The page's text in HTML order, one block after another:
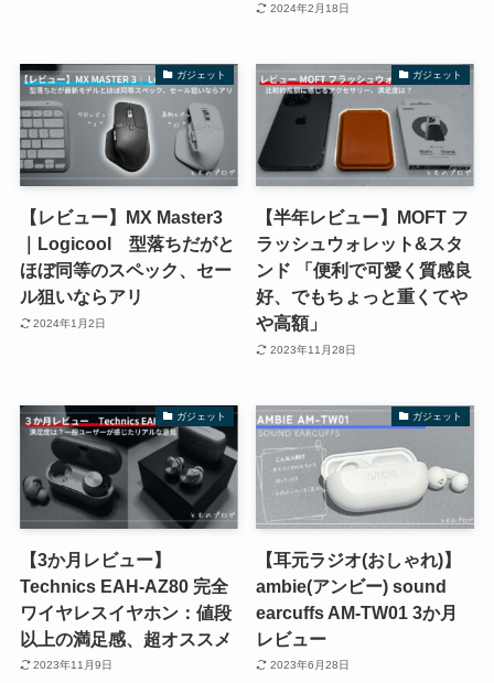
2024年2月18日
ガジェット
【レビュー】MX Master3
｜Logicool 型落ちだがと
ほぼ同等のスペック、セー
ル狙いならアリ
2024年1月2日
ガジェット
【半年レビュー】MOFT フ
ラッシュウォレット&スタ
ンド 「便利で可愛く質感良
好、でもちょっと重くてや
や高額」
2023年11月28日
ガジェット
【3か月レビュー】
Technics EAH-AZ80 完全
ワイヤレスイヤホン：値段
以上の満足感、超オススメ
2023年11月9日
ガジェット
【耳元ラジオ(おしゃれ)】
ambie(アンビー) sound
earcuffs AM-TW01 3か月
レビュー
2023年6月28日